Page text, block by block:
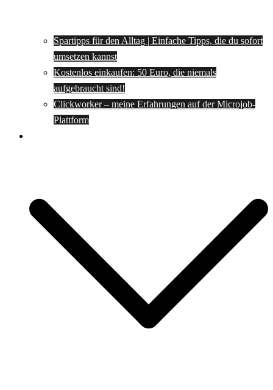
Spartipps für den Alltag | Einfache Tipps, die du sofort
umsetzen kannst
Kostenlos einkaufen: 50 Euro, die niemals
aufgebraucht sind!
Clickworker – meine Erfahrungen auf der Microjob-
Plattform